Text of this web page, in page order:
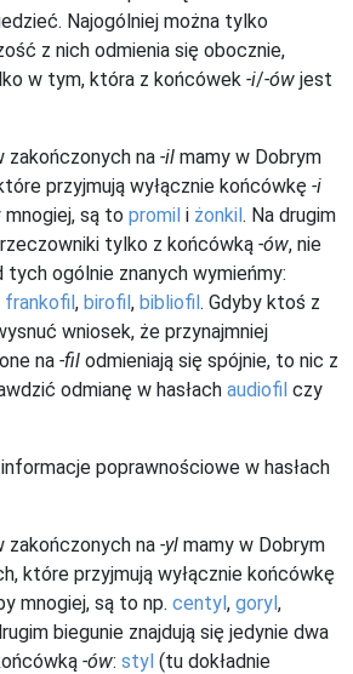
Najogólniej można tylko
z nich odmienia się obocznie,
w tym, która z końcówek -i/-ów jest
zakończonych na -il mamy w Dobrym
przyjmują wyłącznie końcówkę -i
są to promil i żonkil. Na drugim
tylko z końcówką -ów, nie
tych ogólnie znanych wymieńmy:
frankofil, birofil, bibliofil. Gdyby ktoś z
wniosek, że przynajmniej
na -fil odmieniają się spójnie, to nic z
odmianę w hasłach audiofil czy
poprawnościowe w hasłach
zakończonych na -yl mamy w Dobrym
które przyjmują wyłącznie końcówkę
mnogiej, są to np. centyl, goryl,
biegunie znajdują się jedynie dwa
-ów: styl (tu dokładnie